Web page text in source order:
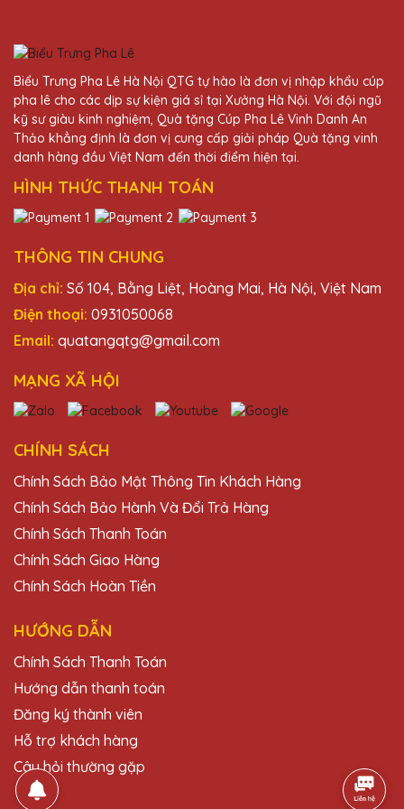
Dịch vụ khách hàng của Quà Tặng Pha Lê
rất chuyên nghiệp.
Hoàng Thị Phượng
Cảm ơn Quà Tặng Pha Lê QTG đã làm cho
với những chiếc cúp pha lê đẹp mắt.
Trần Văn Vinh
27/11/2025
Cảm ơn Quà Tặng Pha Lê QTG đã tạo ra
những chiếc cúp pha lê đẹp đến thế. Tôi
thực sự rất ấn tượng!
Nguyễn Thị Hậu
27/11/2025
Chất lượng cúp pha lê của Quà Tặng Pha
được. Đúng là đáng tiền!
Trần Văn Thái
Tôi rất ấn tượng với cúp pha lê của Quà
Tặng Pha Lê QTG. Chúng không chỉ đẹp
Biểu Trưng Pha Lê Hà Nội QTG tự hào là đơn vị nhập khẩu cúp
pha lê cho các dịp sự kiện giá sỉ tại Xưởng Hà Nội. Với đội ngũ
kỹ sư giàu kinh nghiệm, Quà tặng Cúp Pha Lê Vinh Danh An
Thảo khẳng định là đơn vị cung cấp giải pháp Quà tặng vinh
danh hàng đầu Việt Nam đến thời điểm hiện tại.
HÌNH THỨC THANH TOÁN
THÔNG TIN CHUNG
Địa chỉ: Số 104, Bằng Liệt, Hoàng Mai, Hà Nội, Việt Nam
Điện thoại: 0931050068
Email: quatangqtg@gmail.com
MẠNG XÃ HỘI
CHÍNH SÁCH
Chính Sách Bảo Mật Thông Tin Khách Hàng
Chính Sách Bảo Hành Và Đổi Trả Hàng
Chính Sách Thanh Toán
Chính Sách Giao Hàng
Chính Sách Hoàn Tiền
HƯỚNG DẪN
Chính Sách Thanh Toán
Hướng dẫn thanh toán
Đăng ký thành viên
Hỗ trợ khách hàng
Câu hỏi thường gặp